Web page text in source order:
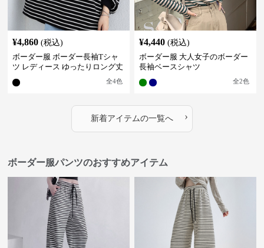
¥4,860 (税込)
ボーダー服 ボーダー長袖Tシャ
ツ レディース ゆったりロング丈
全4色
¥4,440 (税込)
ボーダー服 大人女子のボーダー
長袖ベースシャツ
全2色
新着アイテムの一覧へ ›
ボーダー服パンツのおすすめアイテム